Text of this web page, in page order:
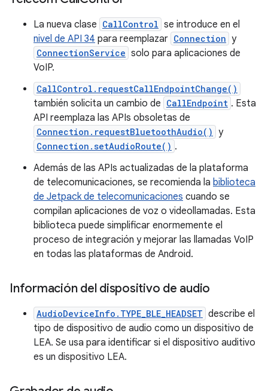
La nueva clase CallControl se introduce en el
nivel de API 34 para reemplazar Connection y
ConnectionService solo para aplicaciones de
VoIP.
CallControl.requestCallEndpointChange()
también solicita un cambio de CallEndpoint . Esta
API reemplaza las APIs obsoletas de
Connection.requestBluetoothAudio() y
Connection.setAudioRoute() .
Además de las APIs actualizadas de la plataforma
de telecomunicaciones, se recomienda la biblioteca
de Jetpack de telecomunicaciones cuando se
compilan aplicaciones de voz o videollamadas. Esta
biblioteca puede simplificar enormemente el
proceso de integración y mejorar las llamadas VoIP
en todas las plataformas de Android.
Información del dispositivo de audio
AudioDeviceInfo.TYPE_BLE_HEADSET describe el
tipo de dispositivo de audio como un dispositivo de
LEA. Se usa para identificar si el dispositivo auditivo
es un dispositivo LEA.